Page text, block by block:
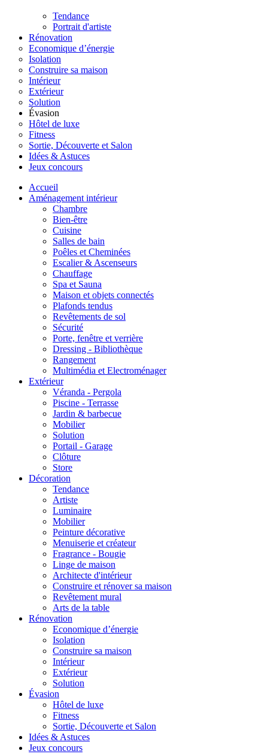
Tendance
Portrait d'artiste
Rénovation
Economique d’énergie
Isolation
Construire sa maison
Intérieur
Extérieur
Solution
Évasion
Hôtel de luxe
Fitness
Sortie, Découverte et Salon
Idées & Astuces
Jeux concours
Accueil
Aménagement intérieur
Chambre
Bien-être
Cuisine
Salles de bain
Poêles et Cheminées
Escalier & Ascenseurs
Chauffage
Spa et Sauna
Maison et objets connectés
Plafonds tendus
Revêtements de sol
Sécurité
Porte, fenêtre et verrière
Dressing - Bibliothèque
Rangement
Multimédia et Electroménager
Extérieur
Véranda - Pergola
Piscine - Terrasse
Jardin & barbecue
Mobilier
Solution
Portail - Garage
Clôture
Store
Décoration
Tendance
Artiste
Luminaire
Mobilier
Peinture décorative
Menuiserie et créateur
Fragrance - Bougie
Linge de maison
Architecte d'intérieur
Construire et rénover sa maison
Revêtement mural
Arts de la table
Rénovation
Economique d’énergie
Isolation
Construire sa maison
Intérieur
Extérieur
Solution
Évasion
Hôtel de luxe
Fitness
Sortie, Découverte et Salon
Idées & Astuces
Jeux concours